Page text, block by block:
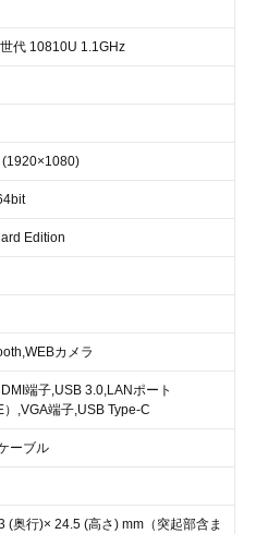
代 10810U 1.1GHz
(1920×1080)
Edition
カメラ
端子,USB 3.0,LANポート
）,VGA端子,USB Type-C
ーブル
(奥行)× 24.5 (高さ) mm（突起部含ま